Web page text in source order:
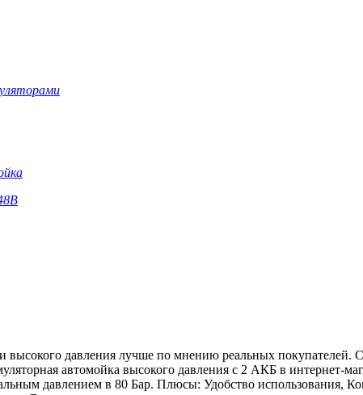
высокого давления лучше по мнению реальных
автомойка высокого давления с 2 АКБ в интернет-
давлением в 80 Бар. Плюсы: Удобство использования,